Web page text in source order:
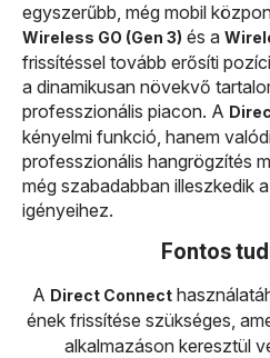
egyszerűbb, még mobil
Wireless GO (Gen 3) és a
frissítéssel tovább erősíti
a dinamikusan növekvő
professzionális piacon. A
kényelmi funkció, hanem
professzionális hangrögzítés
még szabadabban illeszkedik
igényeihez.
Fontos
A Direct Connect
ének frissítése szükséges,
alkalmazáson keresztül